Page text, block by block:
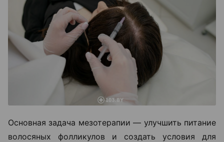
Основная задача мезотерапии — улучшить питание
волосяных фолликулов и создать условия для